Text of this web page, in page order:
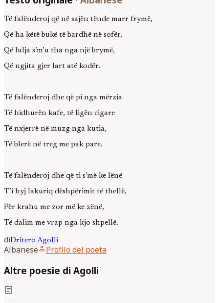
Të falënderoj që në sajën tënde marr frymë,
Që ha këtë bukë të bardhë në sofër,
Që lulja s’m’u tha nga një brymë,
Që ngjita gjer lart atë kodër.
Të falënderoj dhe që pi nga mërzia
Të hidhurën kafe, të ligën cigare
Të nxjerrë në muzg nga kutia,
Të blerë në treg me pak pare.
Të falënderoj dhe që ti s’më ke lënë
T’i hyj lakuriq dëshpërimit të thellë,
Për krahu me zor më ke zënë,
Të dalim me vrap nga kjo shpellë.
diDritero Agolli
Albaneseperson Profilo del poeta
Altre poesie di Agolli
article